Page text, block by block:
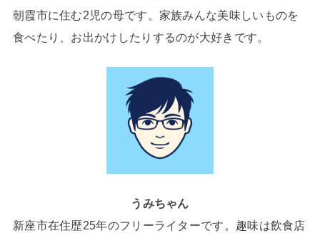
朝霞市に住む2児の母です。家族みんな美味しいものを
食べたり、お出かけしたりするのが大好きです。
うみちゃん
新座市在住歴25年のフリーライターです。趣味は飲食店